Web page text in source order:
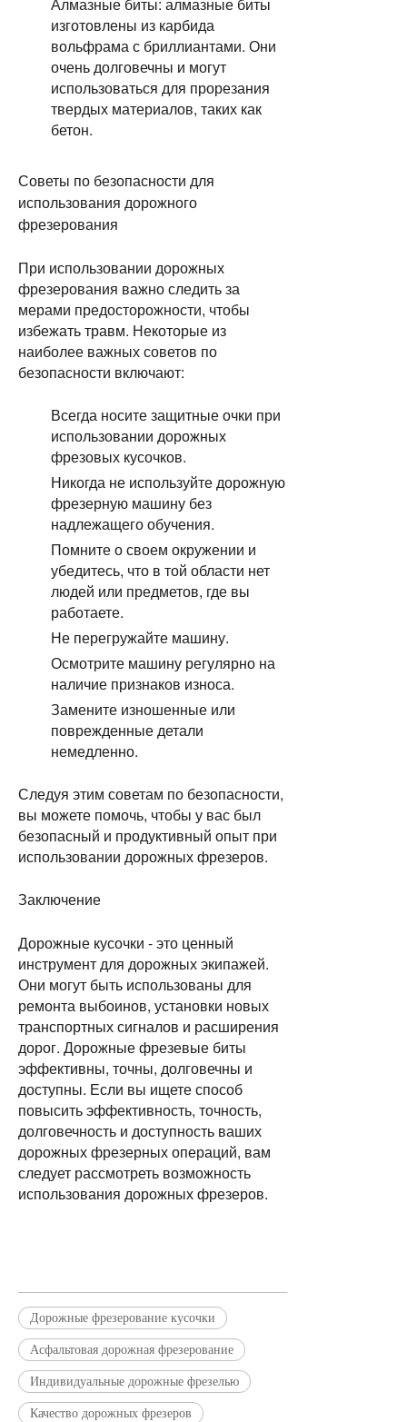
изготовлены из карбида
вольфрама с бриллиантами. Они
очень долговечны и могут
использоваться для прорезания
твердых материалов, таких как
бетон.
Советы по безопасности для
использования дорожного
фрезерования
При использовании дорожных
фрезерования важно следить за
мерами предосторожности, чтобы
избежать травм. Некоторые из
наиболее важных советов по
безопасности включают:
Всегда носите защитные очки при
использовании дорожных
фрезовых кусочков.
Никогда не используйте дорожную
фрезерную машину без
надлежащего обучения.
Помните о своем окружении и
убедитесь, что в той области нет
людей или предметов, где вы
работаете.
Не перегружайте машину.
Осмотрите машину регулярно на
наличие признаков износа.
Замените изношенные или
поврежденные детали
немедленно.
Следуя этим советам по безопасности,
вы можете помочь, чтобы у вас был
безопасный и продуктивный опыт при
использовании дорожных фрезеров.
Заключение
Дорожные кусочки - это ценный
инструмент для дорожных экипажей.
Они могут быть использованы для
ремонта выбоинов, установки новых
транспортных сигналов и расширения
дорог. Дорожные фрезевые биты
эффективны, точны, долговечны и
доступны. Если вы ищете способ
повысить эффективность, точность,
долговечность и доступность ваших
дорожных фрезерных операций, вам
следует рассмотреть возможность
использования дорожных фрезеров.
Дорожные фрезерование кусочки
Асфальтовая дорожная фрезерование
Индивидуальные дорожные фрезелью
Качество дорожных фрезеров